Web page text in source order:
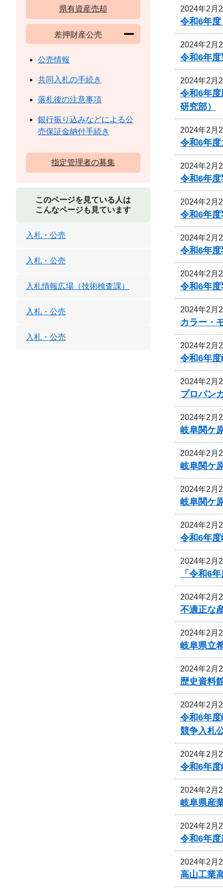
2024年2月
令和6年
2024年2月
令和6年
2024年2月
令和6年
研究部）
2024年2月
令和6年
2024年2月
令和6年
2024年2月
令和6年
2024年2月
令和6年
2024年2月
令和6年
2024年2月
カラー・
2024年2月
令和6年
2024年2月
プロパン
2024年2月
岐阜関ケ
2024年2月
岐阜関ケ
2024年2月
岐阜関ケ
2024年2月
令和6年
2024年2月
「令和6
2024年2月
不適正な
2024年2月
岐阜県立
2024年2月
歴史資料
2024年2月
令和6年
競争入札
2024年2月
令和6年
2024年2月
岐阜県産
2024年2月
令和6年
2024年2月
高山工業
県有資産売却
差押財産公売
公売情報
共同入札の手続き
落札後の注意事項
銀行振り込みなどによる公
売保証金納付手続き
指定管理者の募集
このページを見ている人は
こんなページも見ています
入札・公売
入札・公売
入札情報広場（技術検査課）
入札・公売
入札・公売